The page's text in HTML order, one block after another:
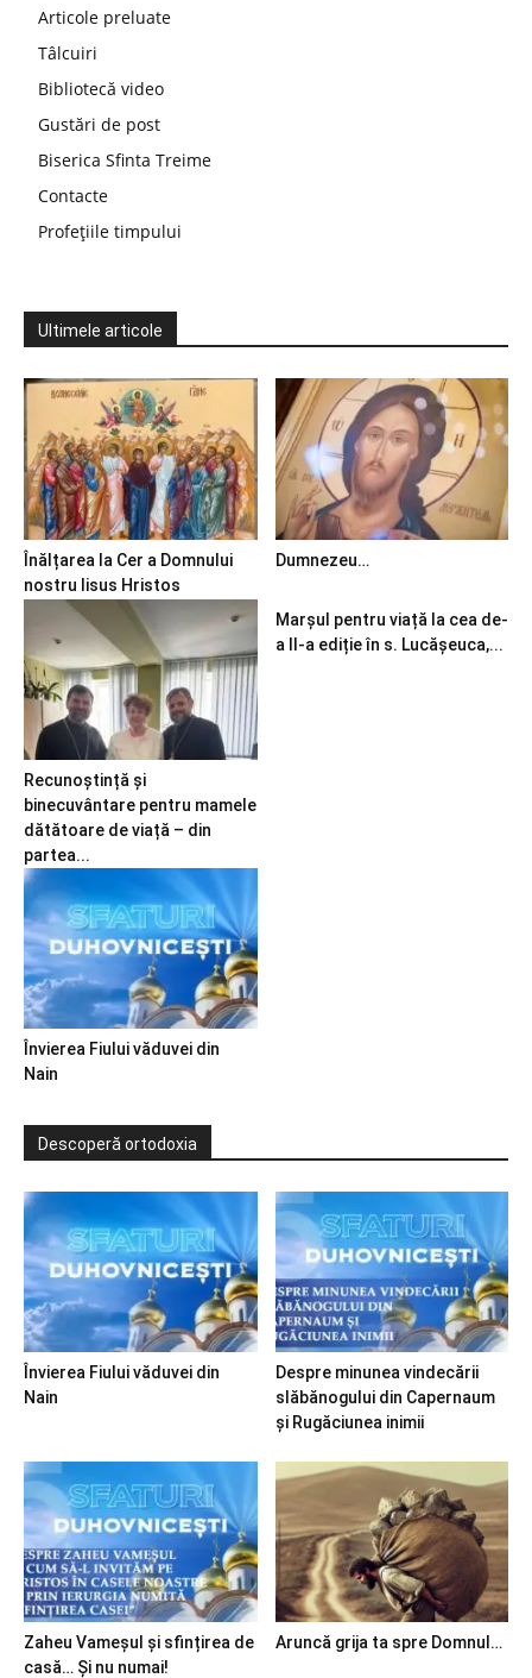
Articole preluate
Tâlcuiri
Bibliotecă video
Gustări de post
Biserica Sfinta Treime
Contacte
Profețiile timpului
Ultimele articole
Înălțarea la Cer a Domnului
nostru Iisus Hristos
Dumnezeu…
Recunoștință și
binecuvântare pentru mamele
dătătoare de viață – din
partea...
Marșul pentru viață la cea de-
a II-a ediție în s. Lucășeuca,...
Învierea Fiului văduvei din
Nain
Descoperă ortodoxia
Învierea Fiului văduvei din
Nain
Despre minunea vindecării
slăbănogului din Capernaum
și Rugăciunea inimii
Zaheu Vameșul și sfințirea de
casă… Și nu numai!
Aruncă grija ta spre Domnul…